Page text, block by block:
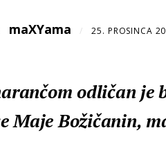
maXYama / 25. PROSINCA
odličan je
Maje Božičanin,